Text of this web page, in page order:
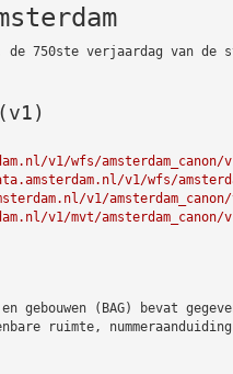
de 750ste verjaardag van de
v1/wfs/amsterdam_canon/
v1/wfs/
v1/amsterdam_canon/
v1/mvt/amsterdam_canon/
gebouwen (BAG) bevat
ruimte,